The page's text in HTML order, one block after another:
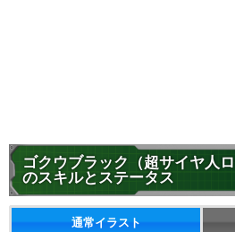
ゴクウブラック（超サイヤ人
のスキルとステータス
通常イラスト